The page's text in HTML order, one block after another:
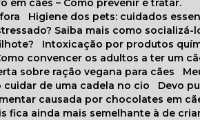
em cães – Como prevenir e tratar.
Higiene dos pets: cuidados
Saiba mais como socializá-
Intoxicação por produtos
Como convencer os adultos a ter um
sobre ração vegana para cães
cuidar de uma cadela no cio
Devo
causada por chocolates em
fica ainda mais semelhante à de